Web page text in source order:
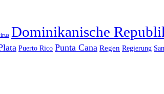
Dominikanische
Puerto Rico Punta Cana Regen Regierung